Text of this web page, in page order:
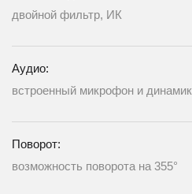
двойной фильтр, ИК
Аудио:
встроенный микрофон и динамик
Поворот:
возможность поворота на 355°